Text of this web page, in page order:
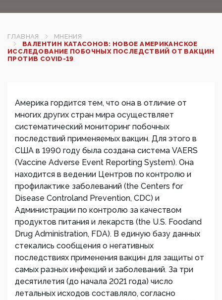
ГЛАВНАЯ
МНЕНИЯ
ВАЛЕНТИН КАТАСОНОВ: НОВОЕ АМЕРИКАНСКОЕ
ИССЛЕДОВАНИЕ ПОБОЧНЫХ ПОСЛЕДСТВИЙ ОТ ВАКЦИН
ПРОТИВ COVID-19
Америка гордится тем, что она в отличие от
многих других стран мира осуществляет
систематический мониторинг побочных
последствий применяемых вакцин. Для этого в
США в 1990 году была создана система VAERS
(Vaccine Adverse Event Reporting System). Она
находится в ведении Центров по контролю и
профилактике заболеваний (the Centers for
Disease Controland Prevention, CDC) и
Администрации по контролю за качеством
продуктов питания и лекарств (the U.S. Foodand
Drug Administration, FDA). В единую базу данных
стекались сообщения о негативных
последствиях применения вакцин для защиты от
самых разных инфекций и заболеваний. За три
десятилетия (до начала 2021 года) число
летальных исходов составляло, согласно